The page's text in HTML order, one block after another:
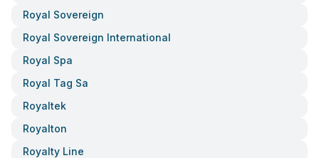
Royal Sovereign
Royal Sovereign International
Royal Spa
Royal Tag Sa
Royaltek
Royalton
Royalty Line